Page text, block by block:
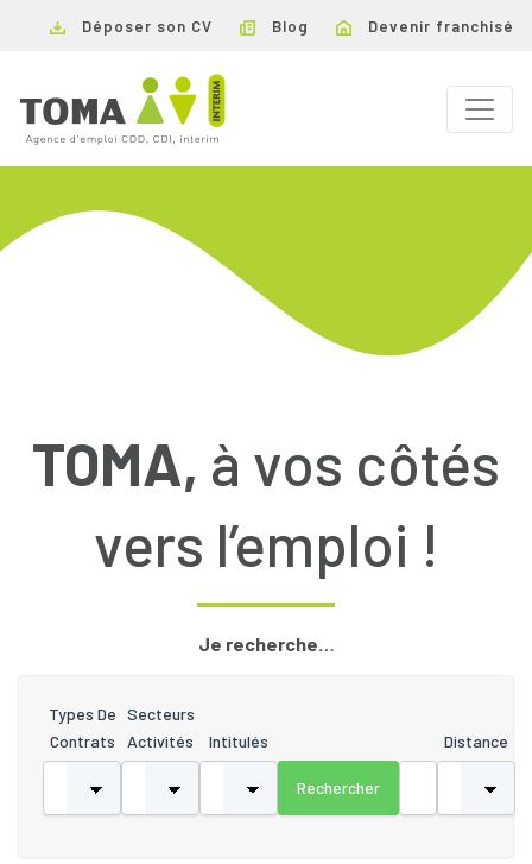
Déposer son CV Blog Devenir franchisé
TOMA, à vos côtés
vers l’emploi !
Je recherche…
Distance
Types De
Contrats
Secteurs
Activités
Intitulés